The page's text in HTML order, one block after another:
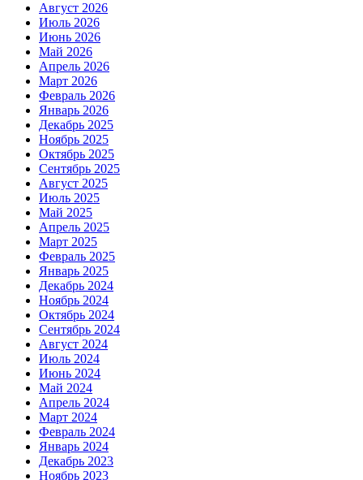
Август 2026
Июль 2026
Июнь 2026
Май 2026
Апрель 2026
Март 2026
Февраль 2026
Январь 2026
Декабрь 2025
Ноябрь 2025
Октябрь 2025
Сентябрь 2025
Август 2025
Июль 2025
Май 2025
Апрель 2025
Март 2025
Февраль 2025
Январь 2025
Декабрь 2024
Ноябрь 2024
Октябрь 2024
Сентябрь 2024
Август 2024
Июль 2024
Июнь 2024
Май 2024
Апрель 2024
Март 2024
Февраль 2024
Январь 2024
Декабрь 2023
Ноябрь 2023